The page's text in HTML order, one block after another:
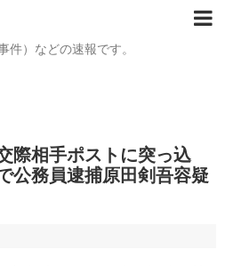
件）などの速報です。
際相手ポストに突っ込
務員逮捕原田剣吾容疑